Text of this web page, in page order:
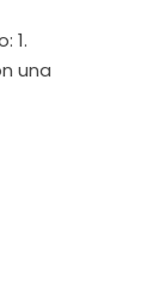
1.
una